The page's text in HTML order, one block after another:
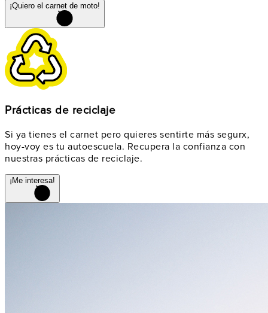
¡Quiero el carnet de moto!
Prácticas de reciclaje
Si ya tienes el carnet pero quieres sentirte más segurx,
hoy-voy es tu autoescuela. Recupera la confianza con
nuestras prácticas de reciclaje.
¡Me interesa!